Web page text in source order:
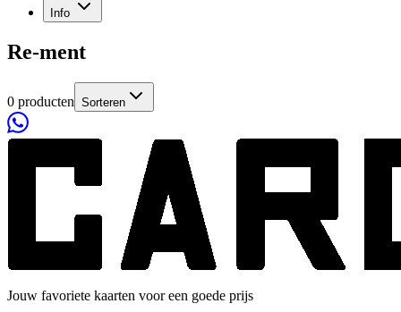
Info
Re-ment
0 producten Sorteren
Jouw favoriete kaarten voor een goede prijs